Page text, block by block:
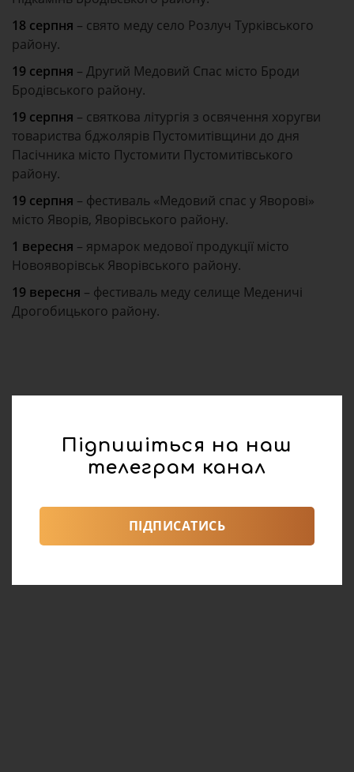
18 серпня – свято меду село Розлуч Турківського
району.
19 серпня – Другий Медовий Спас місто Броди
Бродівського району.
19 серпня – святкова літургія з освячення хоругви
товариства бджолярів Пустомитівщини до дня
Пасічника місто Пустомити Пустомитівського
району.
19 серпня – фестиваль «Медовий спас у Яворові»
місто Яворів, Яворівського району.
1 вересня – ярмарок медової продукції місто
Новояворівськ Яворівського району.
19 вересня – фестиваль меду селище Меденичі
Дрогобицького району.
Підпишіться на наш
телеграм канал
ПІДПИСАТИСЬ